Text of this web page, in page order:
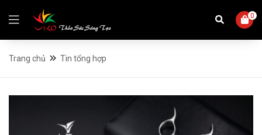
0
Trang chủ Tin tổng hợp